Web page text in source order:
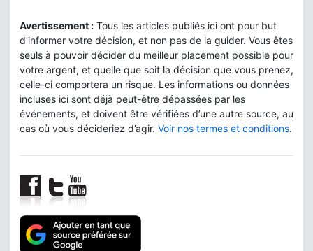
Avertissement : Tous les articles publiés ici ont pour but
d'informer votre décision, et non pas de la guider. Vous êtes
seuls à pouvoir décider du meilleur placement possible pour
votre argent, et quelle que soit la décision que vous prenez,
celle-ci comportera un risque. Les informations ou données
incluses ici sont déjà peut-être dépassées par les
événements, et doivent être vérifiées d’une autre source, au
cas où vous décideriez d’agir. Voir nos termes et conditions.